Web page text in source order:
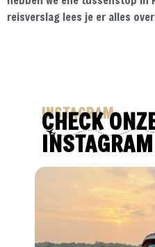
reisverslag lees je er alles
INSTAGRAM
CHECK